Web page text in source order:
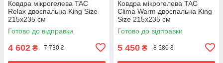
Ковдра мікрогелева TAC
Relax двоспальна King Size
215х235 см
Готово до відправки
4 602 ₴ 7 730 ₴
Ковдра мікрогелева TAC
Clima Warm двоспальна King
Size 215х235 см
Готово до відправки
5 450 ₴ 8 580 ₴